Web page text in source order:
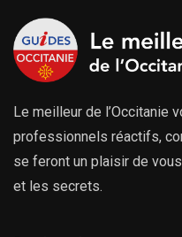
Le meilleur de l’Occitanie
professionnels réactifs,
se feront un plaisir de
et les secrets.